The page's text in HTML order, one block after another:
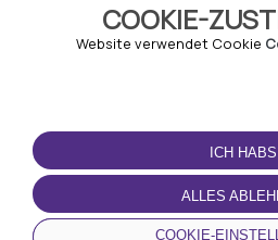
COOKIE-
Website verwendet Cookie
ICH HABS
ALLES
COOKIE-
NUTZUNGSBEDINGUNGEN
Geschäftsbedingungen
Datenschutz-
Bestimmungen
Cookie-Richtlinie